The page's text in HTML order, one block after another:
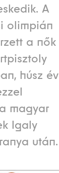
A
olimpián
a nők
húsz év
magyar
Igaly
után.